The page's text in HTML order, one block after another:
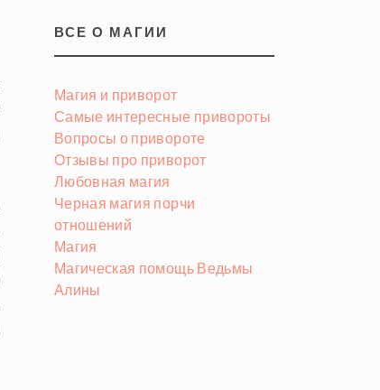
ВСЕ О МАГИИ
Магия и приворот
Самые интересные привороты
Вопросы о привороте
Отзывы про приворот
Любовная магия
Черная магия порчи
отношений
Магия
Магическая помощь Ведьмы
Алины